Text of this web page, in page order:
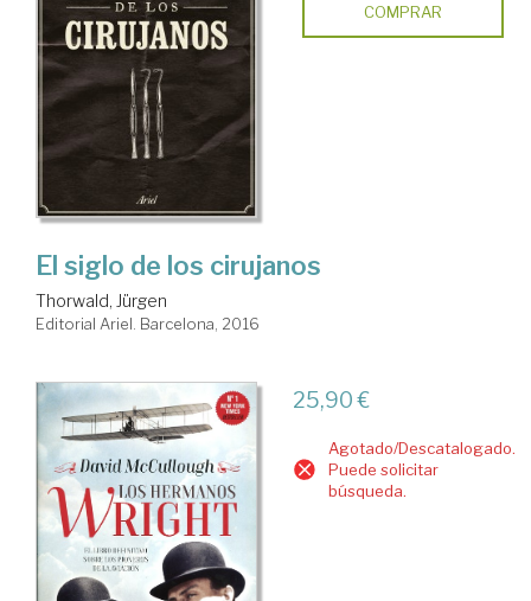
COMPRAR
El siglo de los cirujanos
Thorwald, Jürgen
Editorial Ariel. Barcelona, 2016
25,90 €
Agotado/Descatalogado.
Puede solicitar
búsqueda.